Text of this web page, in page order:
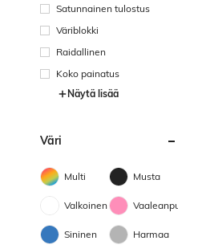
Satunnainen tulostus
Väriblokki
Raidallinen
Koko painatus
Näytä lisää
Väri
Multi Musta
Valkoinen Vaaleanpunainen
Sininen Harmaa